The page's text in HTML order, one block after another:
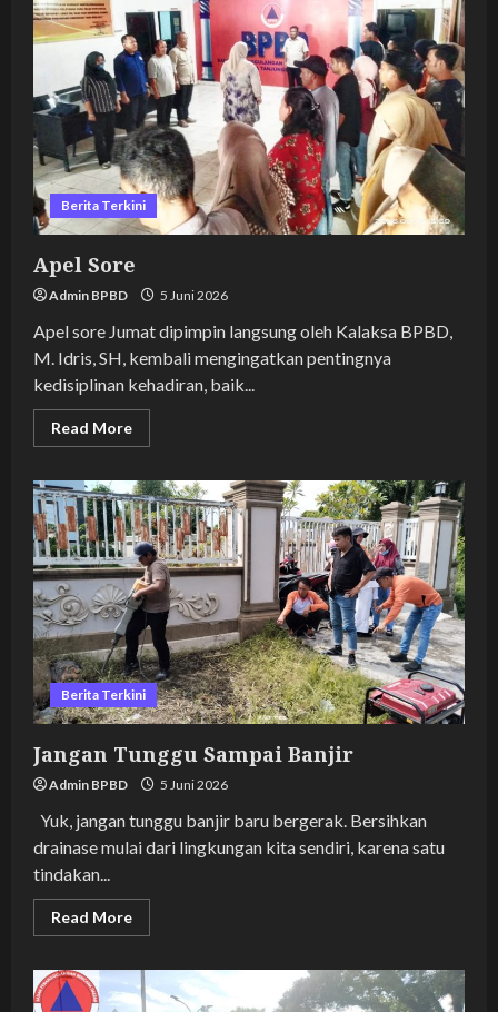
Berita Terkini
Apel Sore
Admin BPBD 5 Juni 2026
Apel sore Jumat dipimpin langsung oleh Kalaksa BPBD,
M. Idris, SH, kembali mengingatkan pentingnya
kedisiplinan kehadiran, baik...
Read MoreRead
more
Sore
Berita Terkini
Jangan Tunggu Sampai Banjir
Admin BPBD 5 Juni 2026
Yuk, jangan tunggu banjir baru bergerak. Bersihkan
drainase mulai dari lingkungan kita sendiri, karena satu
tindakan...
Read MoreRead
more
Tunggu
Sampai